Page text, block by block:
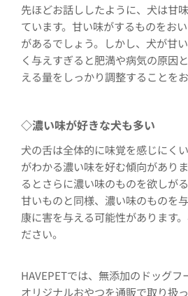
先ほどお話ししたように、犬は甘
ています。甘い味がするものをお
があるでしょう。しかし、犬が甘
く与えすぎると肥満や病気の原因
える量をしっかり調整することをお
◇濃い味が好きな犬も多い
犬の舌は全体的に味覚を感じにく
がわかる濃い味を好む傾向があり
るとさらに濃い味のものを欲しが
甘いものと同様、濃い味のものを
康に害を与える可能性があります
ださい。
HAVEPETでは、無添加のドッグ
オリジナルおやつを通販で取り扱